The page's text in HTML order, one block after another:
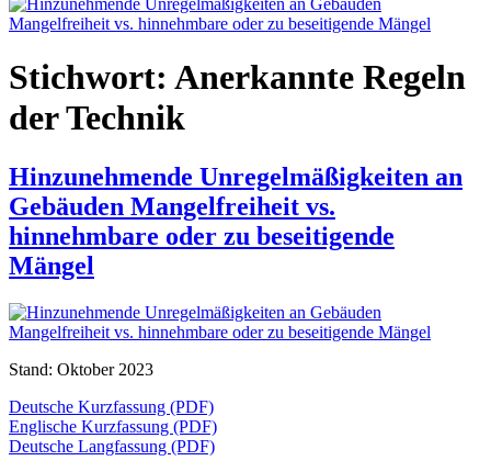
AIBau – Aachener Institut für Bauschadensforschung und
Stichwort: Anerkannte Regeln
der Technik
Hinzunehmende Unregelmäßigkeiten an
Gebäuden Mangelfreiheit vs.
hinnehmbare oder zu beseitigende
Mängel
Stand: Oktober 2023
Deutsche Kurzfassung (PDF)
Englische Kurzfassung (PDF)
Deutsche Langfassung (PDF)